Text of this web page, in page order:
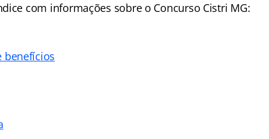
com informações sobre o Concurso Cistri MG:
benefícios